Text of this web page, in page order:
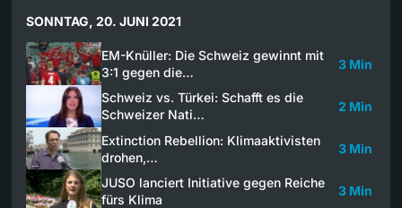
SONNTAG, 20. JUNI 2021
EM-Knüller: Die Schweiz gewinnt mit
3:1 gegen die…
3 Min
Schweiz vs. Türkei: Schafft es die
Schweizer Nati…
2 Min
Extinction Rebellion: Klimaaktivisten
drohen,…
3 Min
JUSO lanciert Initiative gegen Reiche
fürs Klima
3 Min